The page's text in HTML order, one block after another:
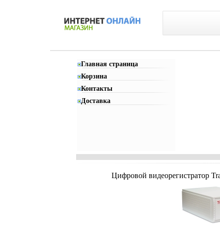
Главная страница
Корзина
Контакты
Доставка
Цифровой видеорегистратор